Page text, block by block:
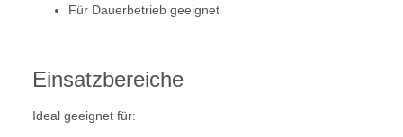
Für Dauerbetrieb geeignet
Einsatzbereiche
Ideal geeignet für: